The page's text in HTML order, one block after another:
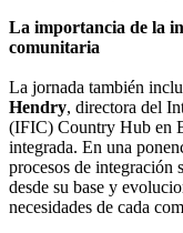
La importancia de la
comunitaria
La jornada también
Hendry, directora del
(IFIC) Country Hub en
integrada. En una
procesos de integración
desde su base y
necesidades de cada